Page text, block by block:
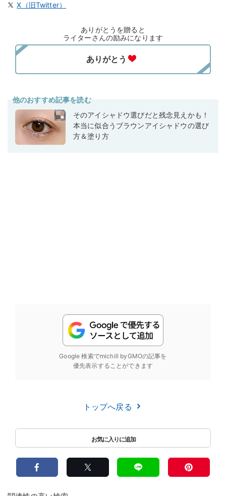
X（旧Twitter）
ありがとうを贈ると
ライターさんの励みになります
他のおすすめ記事を読む
そのアイシャドウ選びだと残念見えかも！
本当に似合うブラウンアイシャドウの選び
方＆塗り方
Google 検索でmichill byGMOの記事を
優先表示することができます
トップへ戻る